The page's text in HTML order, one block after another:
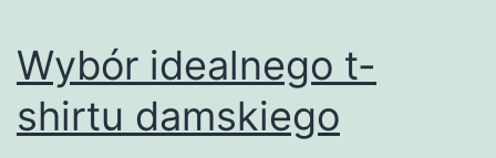
Wybór idealnego t-
shirtu damskiego